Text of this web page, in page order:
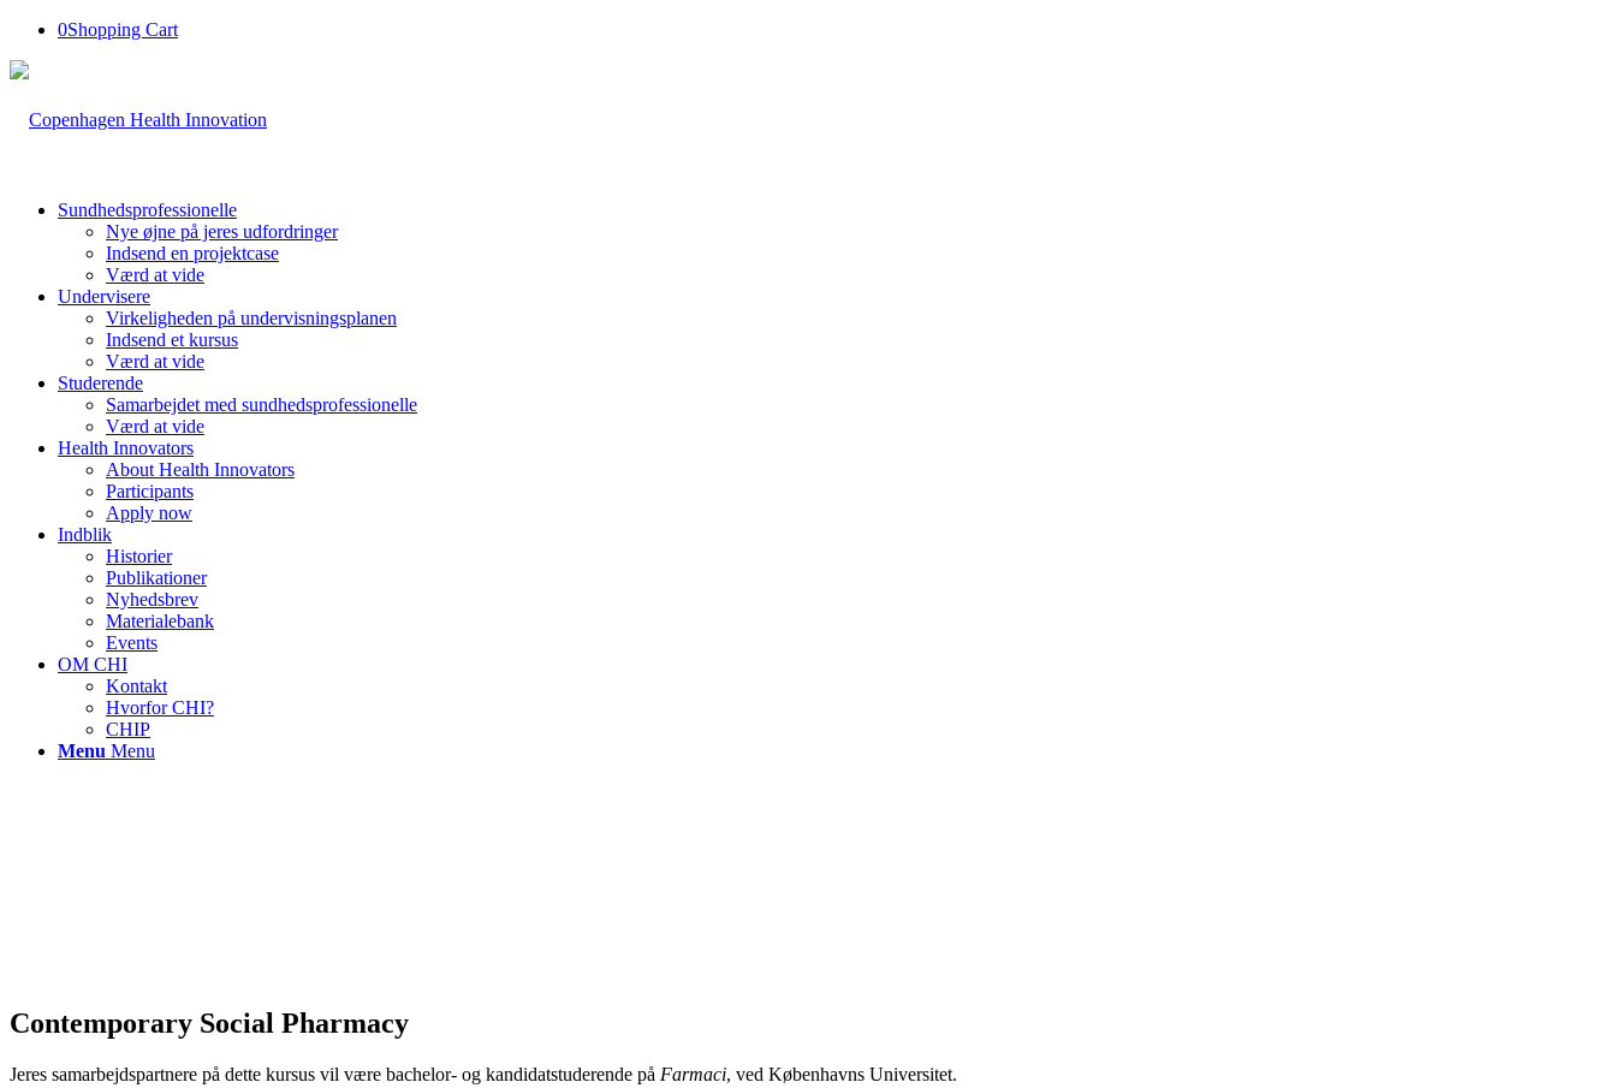
0Shopping Cart
Sundhedsprofessionelle
Nye øjne på jeres udfordringer
Indsend en projektcase
Værd at vide
Undervisere
Virkeligheden på undervisningsplanen
Indsend et kursus
Værd at vide
Studerende
Samarbejdet med sundhedsprofessionelle
Værd at vide
Health Innovators
About Health Innovators
Participants
Apply now
Indblik
Historier
Publikationer
Nyhedsbrev
Materialebank
Events
OM CHI
Kontakt
Hvorfor CHI?
CHIP
Menu Menu
Contemporary Social Pharmacy
Jeres samarbejdspartnere på dette kursus vil være bachelor- og kandidatstuderende på Farmaci, ved Københavns Universitet.